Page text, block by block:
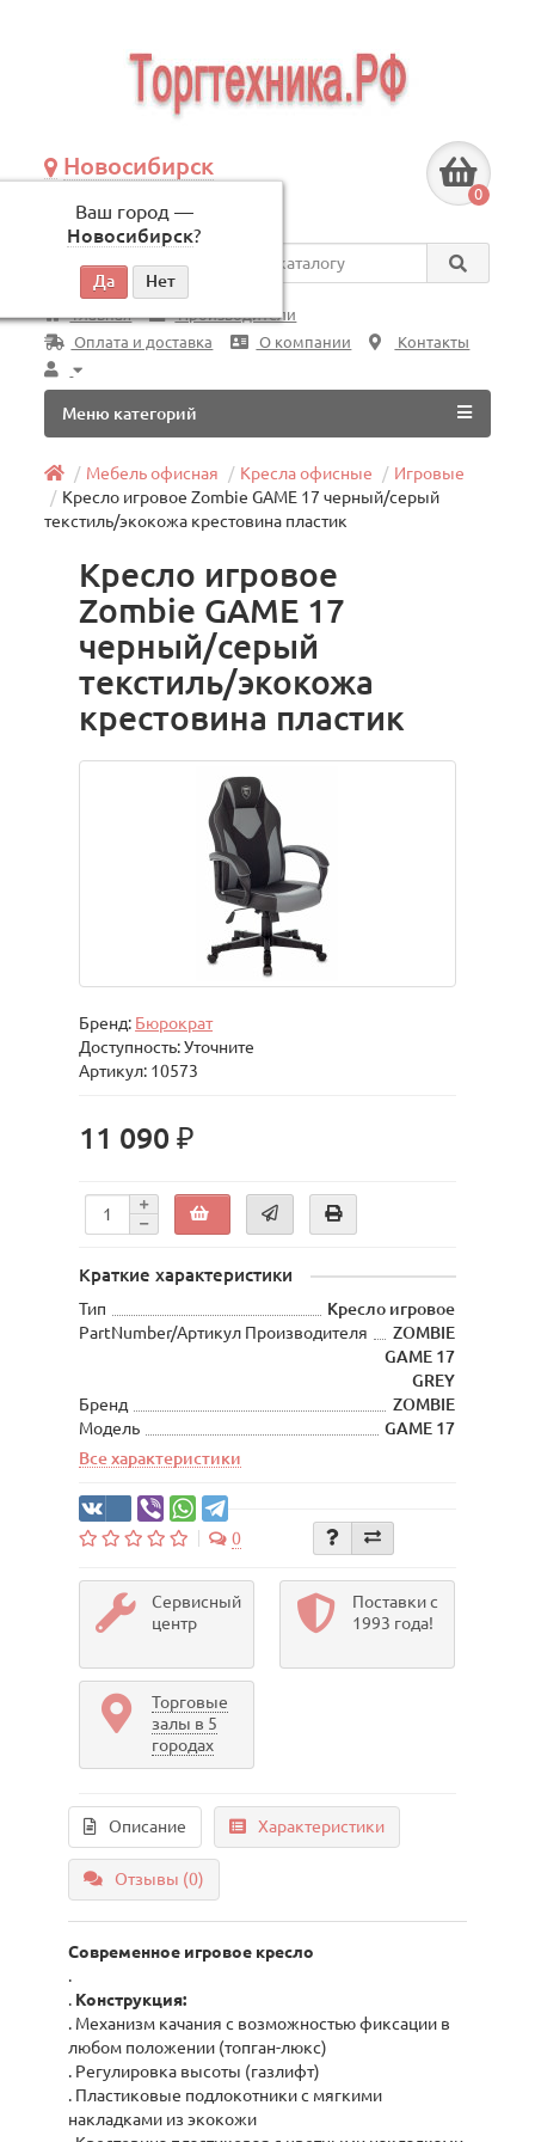
Новосибирск
Ваш город —
Новосибирск?
по будням, с 09:00 до 18:00
0
Везде
Главная
Производители
Оплата и доставка
О компании Контакты
Меню категорий
Мебель офисная Кресла офисные
Игровые
Кресло игровое Zombie GAME 17 черный/серый
текстиль/экокожа крестовина пластик
Кресло игровое
Zombie GAME 17
черный/серый
текстиль/экокожа
крестовина пластик
Бренд: Бюрократ
Доступность: Уточните
Артикул: 10573
11 090 ₽
Краткие характеристики
Тип
Кресло игровое
PartNumber/Артикул Производителя
ZOMBIE
GAME 17
GREY
Бренд
ZOMBIE
Модель
GAME 17
Все характеристики
0
Сервисный
центр
Поставки с
1993 года!
Торговые
залы в 5
городах
Описание Характеристики
Отзывы (0)
Современное игровое кресло
.
. Конструкция:
. Механизм качания с возможностью фиксации в
любом положении (топган-люкс)
. Регулировка высоты (газлифт)
. Пластиковые подлокотники с мягкими
накладками из экокожи